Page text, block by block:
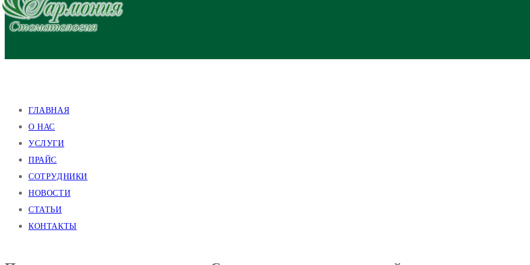
ГЛАВНАЯ
О НАС
УСЛУГИ
ПРАЙС
СОТРУДНИКИ
НОВОСТИ
СТАТЬИ
КОНТАКТЫ